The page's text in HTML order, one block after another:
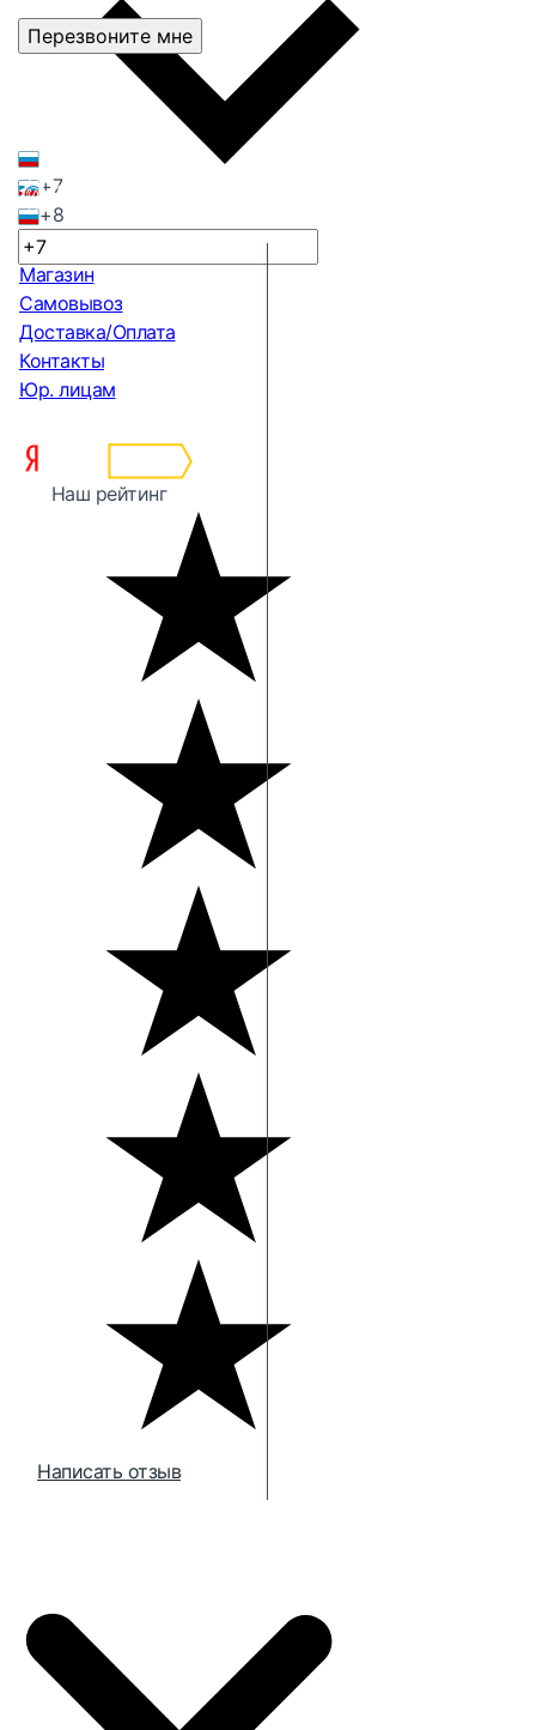
+7
+8
Перезвоните мне
Магазин
Самовывоз
Доставка/Оплата
Контакты
Юр. лицам
Наш рейтинг
Написать отзыв